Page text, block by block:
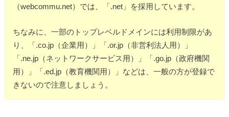
（webcommu.net）では、「.net」を採用しています。
ちなみに、一部のトップレベルドメインには利用制限があ
り、「.co.jp（企業用）」「.or.jp（非営利法人用）」
「.ne.jp（ネットワークサービス用）」「.go.jp（政府機関
用）」「.ed.jp（教育機関用）」などは、一般の方が登録で
きないので注意しましょう。